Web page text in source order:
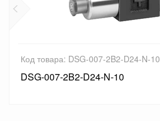
Код товара: DSG-007-2B2-D24-N-10
DSG-007-2B2-D24-N-10